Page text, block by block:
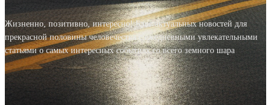
Жизненно, позитивно, интересно! Блог актуальных новостей для
прекрасной половины человечества с ежедневными увлекательными
статьями о самых интересных событиях со всего земного шара